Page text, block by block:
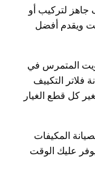
لتركيب أو
ويقدم أفضل
المتمرس في
فلاتر التكييف
كل قطع الغيار
المكيفات
عليك الوقت